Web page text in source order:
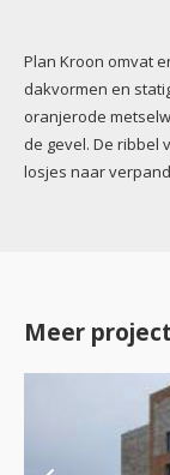
Body
Plan Kroon omvat
dakvormen en
oranjerode
de gevel. De ribbel
losjes naar
Meer